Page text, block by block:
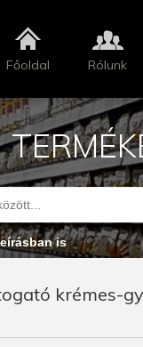
Főoldal Rólunk
is
krémes-